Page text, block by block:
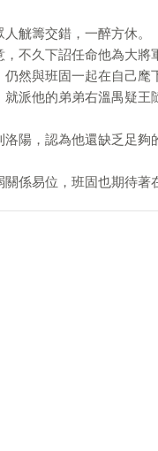
觥籌交錯，一醉方休。
不久下詔任命他為大將
然與班固一起在自己麾
派他的弟弟右溫禺疑
陽，認為他還缺乏足
係易位，班固也期待著